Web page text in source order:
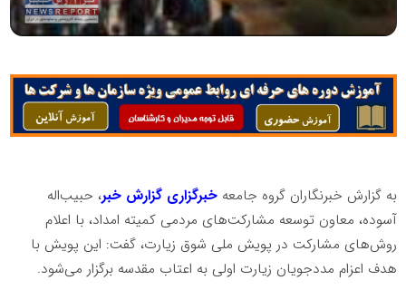
به گزارش خبرنگاران گروه جامعهخبرگزاری گزارش خبر، حبیب‌اله
آسوده، معاون توسعه مشارکت‌های مردمی کمیته امداد، با اعلام
روش‌های مشارکت در پویش ملی شوق زیارت، گفت: این پویش با
هدف اعزام مددجویان زیارت اولی به اعتاب مقدسه برگزار می‌شود.